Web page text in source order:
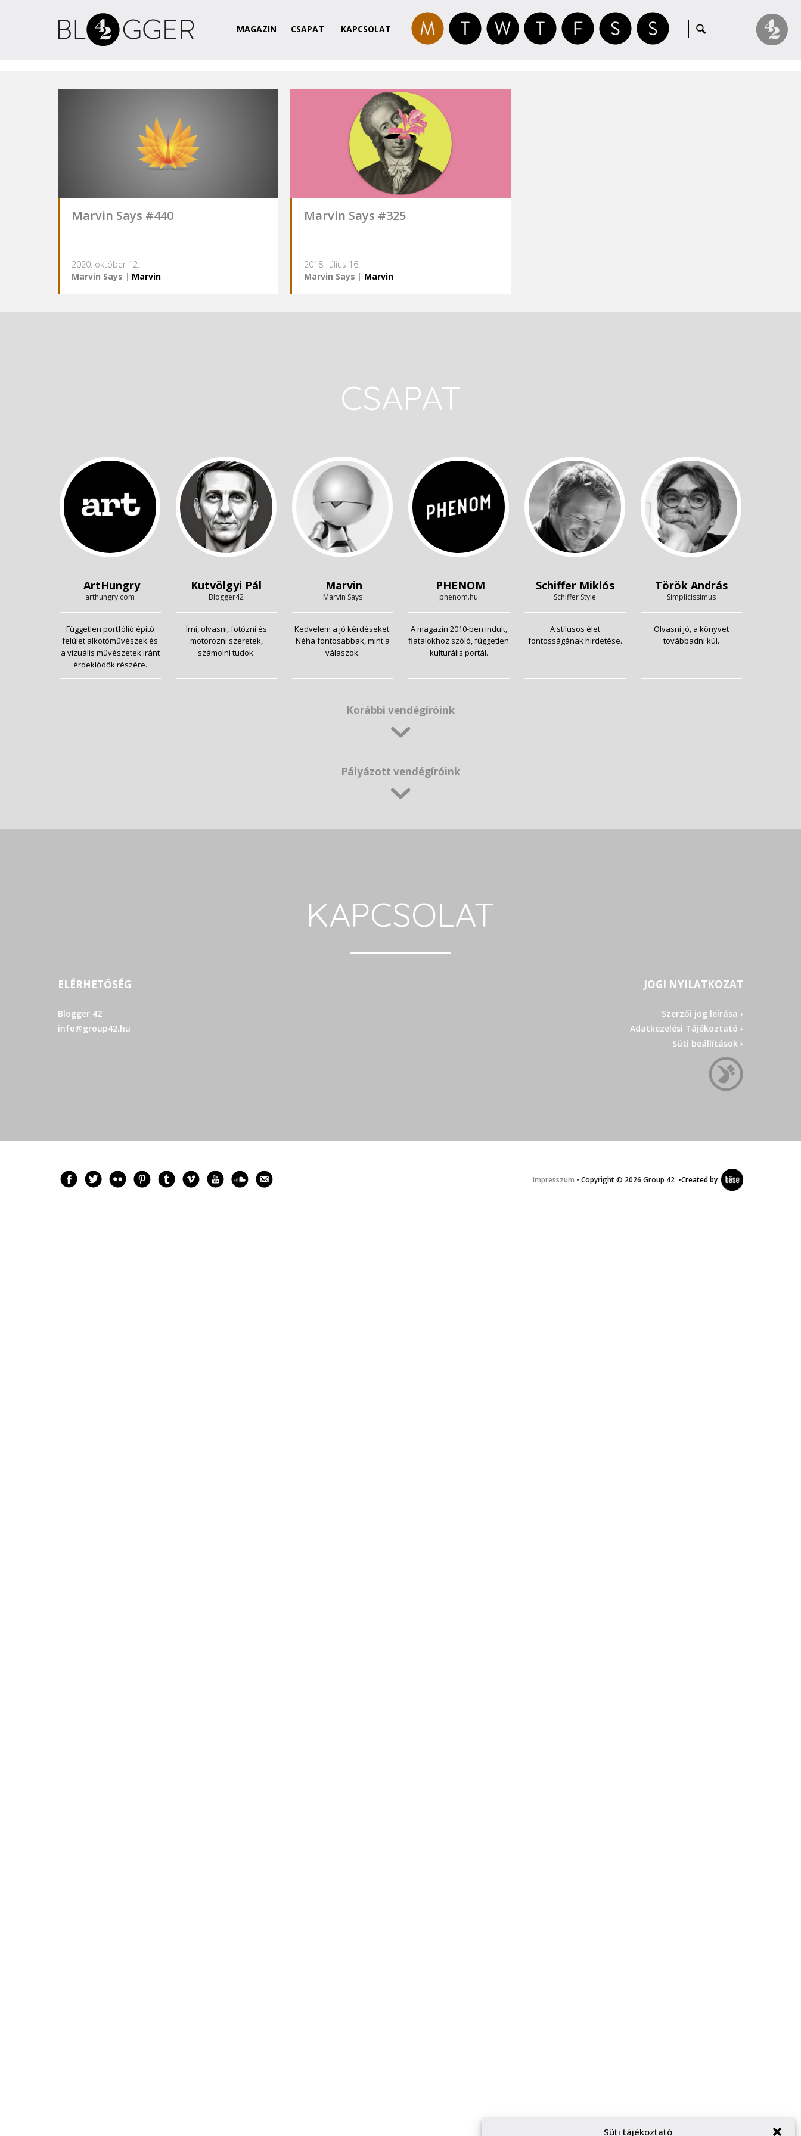
Süti tájékoztató
MAGAZIN CSAPAT KAPCSOLAT
Marvin Says #440
2020. október 12.
Marvin Says | Marvin
Marvin Says #325
2018. július 16.
Marvin Says | Marvin
CSAPAT
ArtHungry
arthungry.com
Független portfólió építő
felület alkotóművészek és
a vizuális művészetek iránt
érdeklődők részére.
Kutvölgyi Pál
Blogger42
Írni, olvasni, fotózni és
motorozni szeretek,
számolni tudok.
Marvin
Marvin Says
Kedvelem a jó kérdéseket.
Néha fontosabbak, mint a
válaszok.
PHENOM
phenom.hu
A magazin 2010-ben indult,
fiatalokhoz szóló, független
kulturális portál.
Schiffer Miklós
Schiffer Style
A stílusos élet
fontosságának hirdetése.
Török András
Simplicissimus
Olvasni jó, a könyvet
továbbadni kúl.
Korábbi vendégíróink
Pályázott vendégíróink
KAPCSOLAT
ELÉRHETŐSÉG
Blogger 42
info@group42.hu
JOGI NYILATKOZAT
Szerzői jog leírása ›
Adatkezelési Tájékoztató ›
Süti beállítások ›
Impresszum • Copyright © 2026 Group 42 •Created by